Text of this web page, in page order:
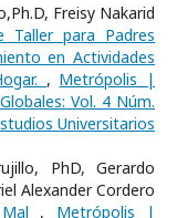
Freisy Nakarid
Taller para Padres
en Actividades
, Metrópolis |
Vol. 4 Núm.
Universitarios
PhD, Gerardo
Alexander Cordero
, Metrópolis |